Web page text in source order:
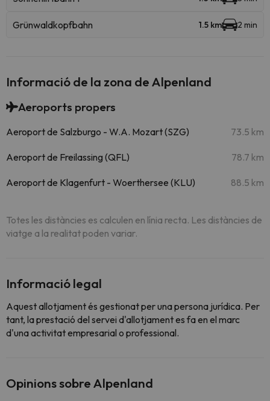
Grünwaldkopfbahn 1.5 km 2 min
Informació de la zona de Alpenland
Aeroports propers
Aeroport de Salzburgo - W.A. Mozart (SZG) 73.5 km
Aeroport de Freilassing (QFL) 78.7 km
Aeroport de Klagenfurt - Woerthersee (KLU) 88.5 km
Totes les distàncies es calculen en línia recta. Les distàncies de
viatge a la realitat poden variar.
Informació legal
Aquest allotjament és gestionat per una persona jurídica. Per
tant, la prestació del servei d'allotjament es fa en el marc
d'una activitat empresarial o professional.
Opinions sobre Alpenland